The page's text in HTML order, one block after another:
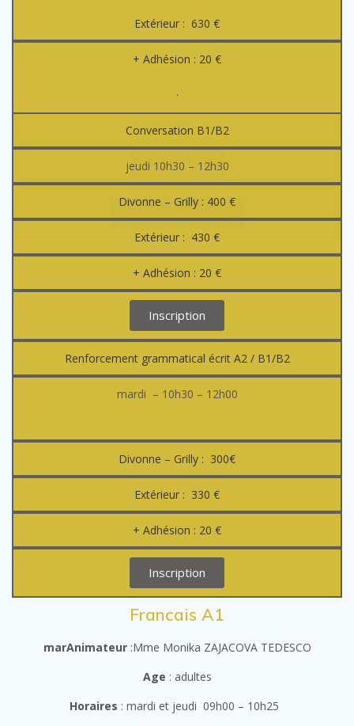
Extérieur : 630 €
+ Adhésion : 20 €
.
+ Adhésion : 20 €
Inscription
Inscription à venir
Conversation B1/B2
jeudi 10h30 – 12h30
Divonne – Grilly : 400 €
Extérieur : 430 €
+ Adhésion : 20 €
Inscription
Renforcement grammatical écrit A2 / B1/B2
mardi – 10h30 – 12h00
Divonne – Grilly : 300€
Extérieur : 330 €
+ Adhésion : 20 €
Inscription
Francais A1
marAnimateur :Mme Monika ZAJACOVA TEDESCO
Age : adultes
Horaires : mardi et jeudi 09h00 – 10h25